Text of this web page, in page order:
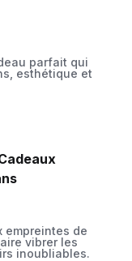
parfait qui
esthétique et
empreintes de
vibrer les
inoubliables.